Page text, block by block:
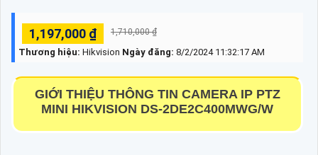
1,197,000 ₫ 1,710,000 ₫
Thương hiệu: Hikvision Ngày đăng: 8/2/2024 11:32:17 AM
GIỚI THIỆU THÔNG TIN CAMERA IP PTZ
MINI HIKVISION DS-2DE2C400MWG/W